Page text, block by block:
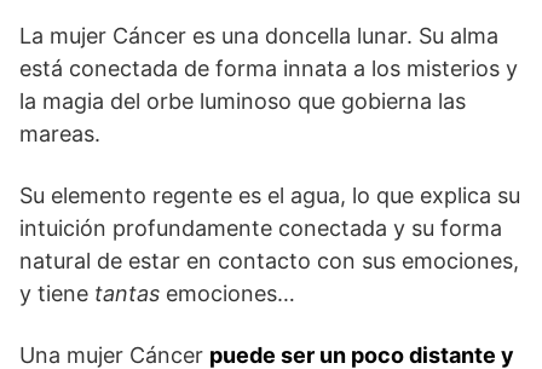
La mujer Cáncer es una doncella lunar. Su alma
está conectada de forma innata a los misterios y
la magia del orbe luminoso que gobierna las
mareas.
Su elemento regente es el agua, lo que explica su
intuición profundamente conectada y su forma
natural de estar en contacto con sus emociones,
y tiene tantas emociones…
Una mujer Cáncer puede ser un poco distante y